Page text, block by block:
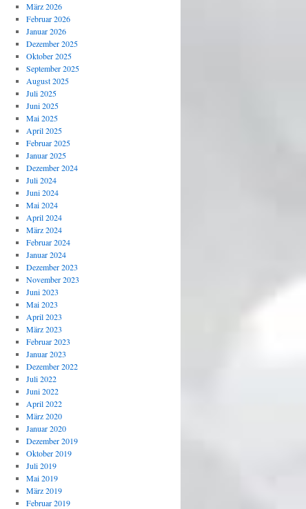
März 2026
Februar 2026
Januar 2026
Dezember 2025
Oktober 2025
September 2025
August 2025
Juli 2025
Juni 2025
Mai 2025
April 2025
Februar 2025
Januar 2025
Dezember 2024
Juli 2024
Juni 2024
Mai 2024
April 2024
März 2024
Februar 2024
Januar 2024
Dezember 2023
November 2023
Juni 2023
Mai 2023
April 2023
März 2023
Februar 2023
Januar 2023
Dezember 2022
Juli 2022
Juni 2022
April 2022
März 2020
Januar 2020
Dezember 2019
Oktober 2019
Juli 2019
Mai 2019
März 2019
Februar 2019